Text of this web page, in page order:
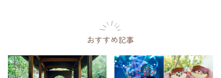
おすすめ記事